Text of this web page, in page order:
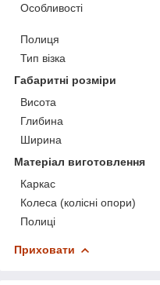
Особливості
Полиця
Тип візка
Габаритні розміри
Висота
Глибина
Ширина
Матеріал виготовлення
Каркас
Колеса (колісні опори)
Полиці
Приховати